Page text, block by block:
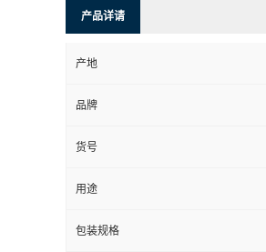
产品详请
产地
品牌
货号
用途
包装规格